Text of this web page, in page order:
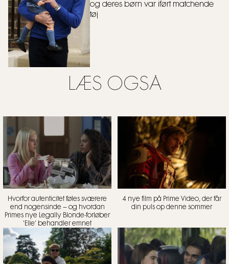
og deres børn var iført matchende
tøj
LÆS OGSÅ
Hvorfor autenticitet føles sværere
end nogensinde – og hvordan
Primes nye Legally Blonde-forløber
‘Elle’ behandler emnet
4 nye film på Prime Video, der får
din puls op denne sommer